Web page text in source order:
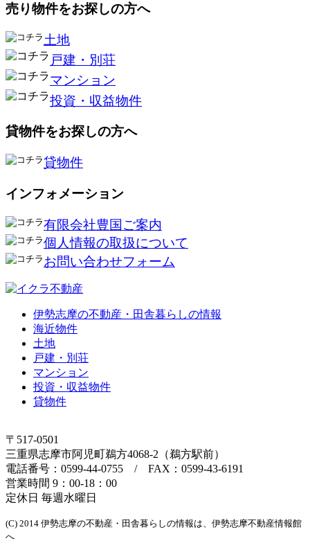
売り物件をお探しの方へ
土地
戸建・別荘
マンション
投資・収益物件
貸物件をお探しの方へ
貸物件
インフォメーション
有限会社豊国ご案内
個人情報の取扱について
お問い合わせフォーム
伊勢志摩の不動産・田舎暮らしの情報
海近物件
土地
戸建・別荘
マンション
投資・収益物件
貸物件
〒517-0501
三重県志摩市阿児町鵜方4068-2（鵜方駅前）
電話番号：0599-44-0755 / FAX：0599-43-6191
営業時間 9：00-18：00
定休日 毎週水曜日
(C) 2014 伊勢志摩の不動産・田舎暮らしの情報は、伊勢志摩不動産情報館
へ